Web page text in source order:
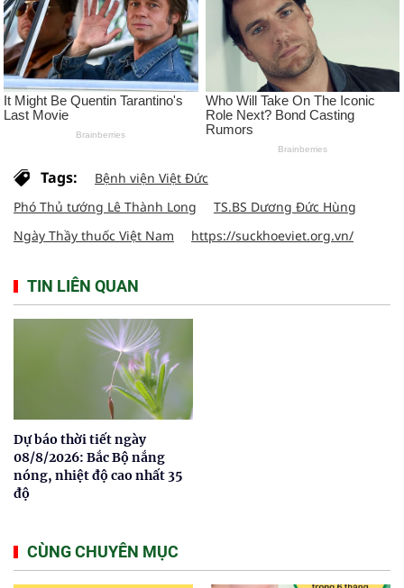
Tags:
Bệnh viện Việt Đức
Phó Thủ tướng Lê Thành Long
TS.BS Dương Đức Hùng
Ngày Thầy thuốc Việt Nam
https://suckhoeviet.org.vn/
TIN LIÊN QUAN
Dự báo thời tiết ngày
08/8/2026: Bắc Bộ nắng
nóng, nhiệt độ cao nhất 35
độ
CÙNG CHUYÊN MỤC